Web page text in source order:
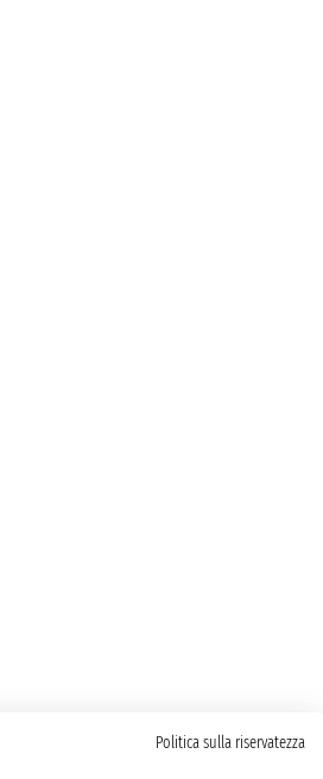
Politica sulla riservatezza